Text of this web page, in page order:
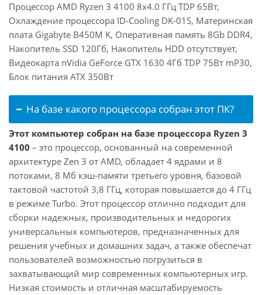
Процессор AMD Ryzen 3 4100 8x4.0 ГГц TDP 65Вт,
Охлаждение процессора ID-Cooling DK-01S, Материнская
плата Gigabyte B450M K, Оперативная память 8Gb DDR4,
Накопитель SSD 120Гб, Накопитель HDD отсутствует,
Видеокарта nVidia GeForce GTX 1630 4Гб TDP 75Вт mP30,
Блок питания ATX 350Вт
На базе какого процессора собран этот ПК?
Этот компьютер собран на базе процессора Ryzen 3
4100 – это процессор, основанный на современной
архитектуре Zen 3 от AMD, обладает 4 ядрами и 8
потоками, 8 Мб кэш-памяти третьего уровня, базовой
тактовой частотой 3,8 ГГц, которая повышается до 4 ГГц
в режиме Turbo. Этот процессор отлично подходит для
сборки надежных, производительных и недорогих
универсальных компьютеров, предназначенных для
решения учебных и домашних задач, а также обеспечат
пользователей возможностью погрузиться в
захватывающий мир современных компьютерных игр.
Низкая стоимость и отличная масштабируемость